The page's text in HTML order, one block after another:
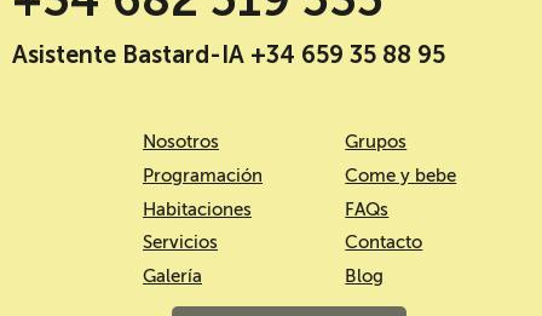
Asistente Bastard-IA +34 659 35 88 95
Nosotros
Programación
Habitaciones
Servicios
Galería
Grupos
Come y bebe
FAQs
Contacto
Blog